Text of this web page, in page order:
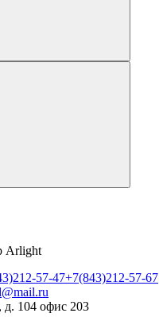
Arlight
57-47+7(843)212-57-67
д. 104 офис 203